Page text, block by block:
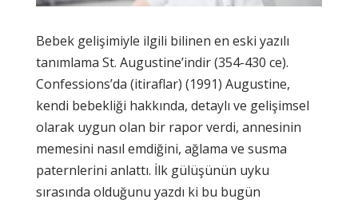
Bebek gelişimiyle ilgili bilinen en eski yazılı
tanımlama St. Augustine’indir (354-430 ce).
Confessions’da (itiraflar) (1991) Augustine,
kendi bebekliği hakkında, detaylı ve gelişimsel
olarak uygun olan bir rapor verdi, annesinin
memesini nasıl emdiğini, ağlama ve susma
paternlerini anlattı. İlk gülüşünün uyku
sırasında olduğunu yazdı ki bu bugün